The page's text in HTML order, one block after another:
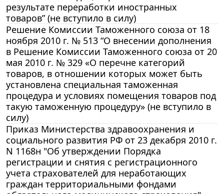
результате переработки иностранных
товаров” (не вступило в силу)
Решение Комиссии Таможенного союза от 18
ноября 2010 г. № 513 “О внесении дополнения
в Решение Комиссии Таможенного союза от 20
мая 2010 г. № 329 «О перечне категорий
товаров, в отношении которых может быть
установлена специальная таможенная
процедура и условиях помещения товаров под
такую таможенную процедуру» (не вступило в
силу)
Приказ Министерства здравоохранения и
социального развития РФ от 23 декабря 2010 г.
N 1168н "Об утверждении Порядка
регистрации и снятия с регистрационного
учета страхователей для неработающих
граждан территориальными фондами